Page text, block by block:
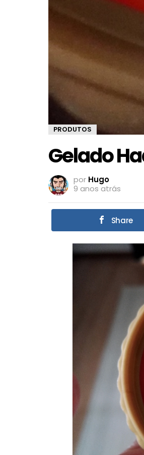
PRODUTOS
Gelado
por Hugo
9 anos atrás
Share